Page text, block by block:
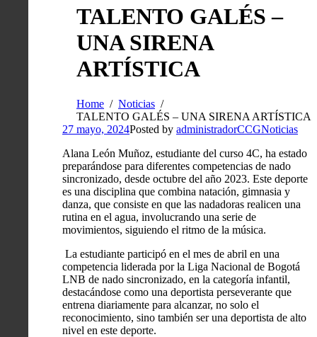
TALENTO GALÉS –
UNA SIRENA
ARTÍSTICA
Home
Noticias
TALENTO GALÉS – UNA SIRENA ARTÍSTICA
27 mayo, 2024Posted by administradorCCGNoticias
Alana León Muñoz, estudiante del curso 4C, ha estado
preparándose para diferentes competencias de nado
sincronizado, desde octubre del año 2023. Este deporte
es una disciplina que combina natación, gimnasia y
danza, que consiste en que las nadadoras realicen una
rutina en el agua, involucrando una serie de
movimientos, siguiendo el ritmo de la música.
La estudiante participó en el mes de abril en una
competencia liderada por la Liga Nacional de Bogotá
LNB de nado sincronizado, en la categoría infantil,
destacándose como una deportista perseverante que
entrena diariamente para alcanzar, no solo el
reconocimiento, sino también ser una deportista de alto
nivel en este deporte.